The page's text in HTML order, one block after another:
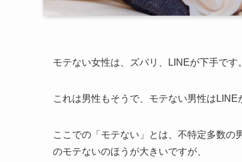
モテない女性は、ズバリ、LINEが下手です。
これは男性もそうで、モテない男性は
ここでの「モテない」とは、不特定多数
のモテないのほうが大きいですが、